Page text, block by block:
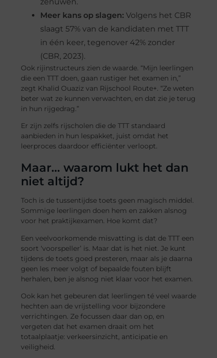
Meer kans op slagen: Volgens het CBR
slaagt 57% van de kandidaten met TTT
in één keer, tegenover 42% zonder
(CBR, 2023).
Ook rijinstructeurs zien de waarde. “Mijn leerlingen
die een TTT doen, gaan rustiger het examen in,”
zegt Khalid Ouaziz van Rijschool Route+. “Ze weten
beter wat ze kunnen verwachten, en dat zie je terug
in hun rijgedrag.”
Er zijn zelfs rijscholen die de TTT standaard
aanbieden in hun lespakket, juist omdat het
leerproces daardoor efficiënter verloopt.
Maar… waarom lukt het dan
niet altijd?
Toch is de tussentijdse toets geen magisch middel.
Sommige leerlingen doen hem en zakken alsnog
voor het praktijkexamen. Hoe komt dat?
Een veelvoorkomende misvatting is dat de TTT een
soort ‘voorspeller’ is. Maar dat is het niet. Je kunt
tijdens de toets goed presteren, maar als je daarna
geen les meer volgt of bepaalde fouten blijft
herhalen, ben je alsnog niet klaar voor het examen.
Ook kan het gebeuren dat leerlingen té veel waarde
hechten aan de vrijstelling voor bijzondere
verrichtingen. Ze focussen daar dan op, en
vergeten dat het examen draait om het
totaalplaatje: verkeersinzicht, anticipatie en
veiligheid.